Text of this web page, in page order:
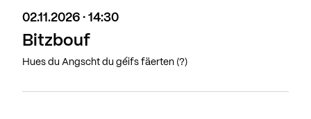
02.11.2026 · 14:30
Bitzbouf
Hues du Angscht du géifs fäerten (?)